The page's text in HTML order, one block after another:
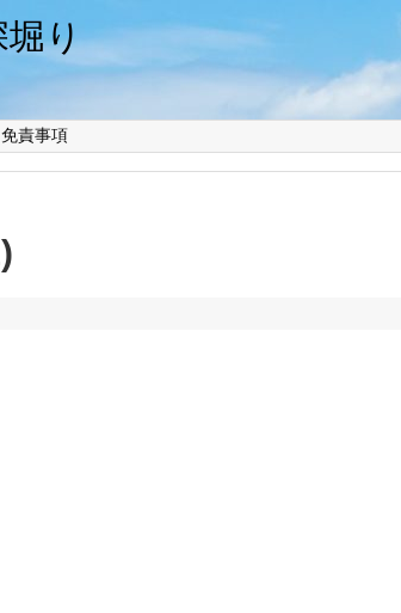
堀り
免責事項